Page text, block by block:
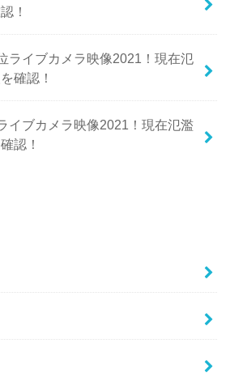
！
ライブカメラ映像2021！現在氾
確認！
イブカメラ映像2021！現在氾濫
認！